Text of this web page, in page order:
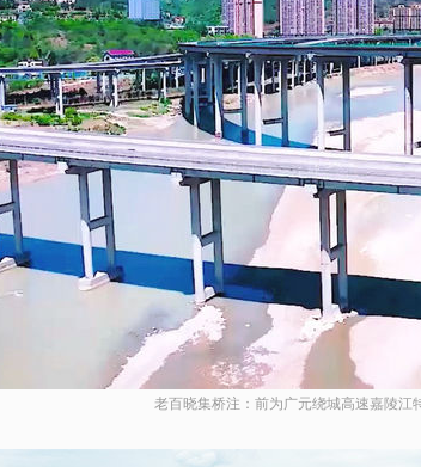
老百晓集桥注：前为广元绕城高速嘉陵江